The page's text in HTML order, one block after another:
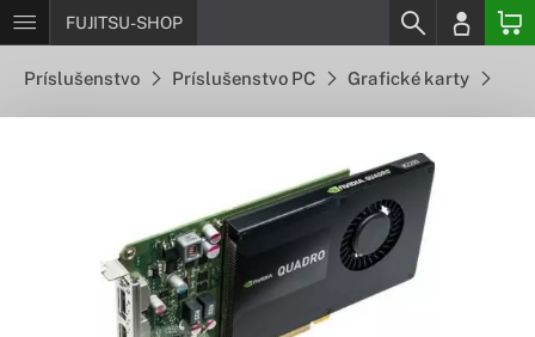
FUJITSU-SHOP
Príslušenstvo Príslušenstvo PC Grafické karty